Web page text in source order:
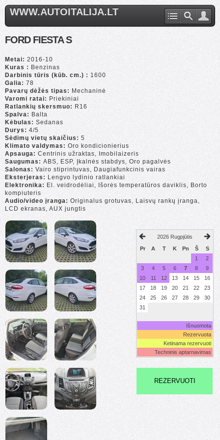
WWW.AUTOITALIJA.LT
FORD FIESTA S
Metai: 2016-10
Kuras : Benzinas
Darbinis tūris (kūb. cm.) : 1600
Galia: 78
Pavarų dėžės tipas: Mechaninė
Varomi ratai: Priekiniai
Ratlankių skersmuo: R16
Spalva: Balta
Kėbulas: Sedanas
Durys: 4/5
Sėdimų vietų skaičius: 5
Klimato valdymas: Oro kondicionierius
Apsauga: Centrinis užraktas, Imobilaizeris
Saugumas: ABS, ESP, Įkalnės stabdys, Oro pagalvės
Salonas: Vairo stiprintuvas, Daugiafunkcinis vairas
Eksterjeras: Lengvo lydinio ratlankiai
Elektronika: El. veidrodėliai, Išorės temperatūros daviklis, Borto
kompiuteris
Audio/video įranga: Originalus grotuvas, Laisvų rankų įranga,
LCD ekranas, AUX jungtis
2026 Rugpjūtis
Pr
A T K Pn Š
S
1
2
3
4 5 6 7 8
9
10
11 12 13 14 15
16
17
18 19 20 21 22
23
24
25 26 27 28 29
30
31
Išnuomota
Rezervuota
Ketinama rezervuoti
Techninis aptarnavimas
REZERVUOTI